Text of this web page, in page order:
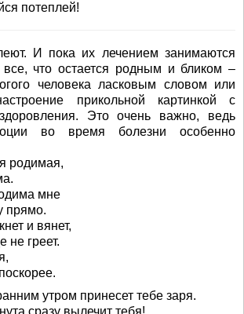
потеплей!
И пока их лечением занимаются
что остается родным и бликом –
человека ласковым словом или
прикольной картинкой с
Это очень важно, ведь
во время болезни особенно
родимая,
мне
прямо.
и вянет,
не греет.
утром принесет тебе заря.
сразу вылечит тебя!